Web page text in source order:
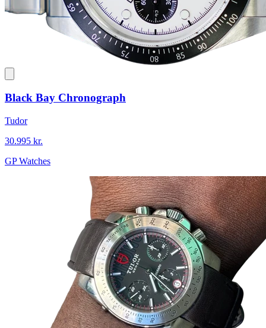
Black Bay Chronograph
Tudor
30.995 kr.
GP Watches